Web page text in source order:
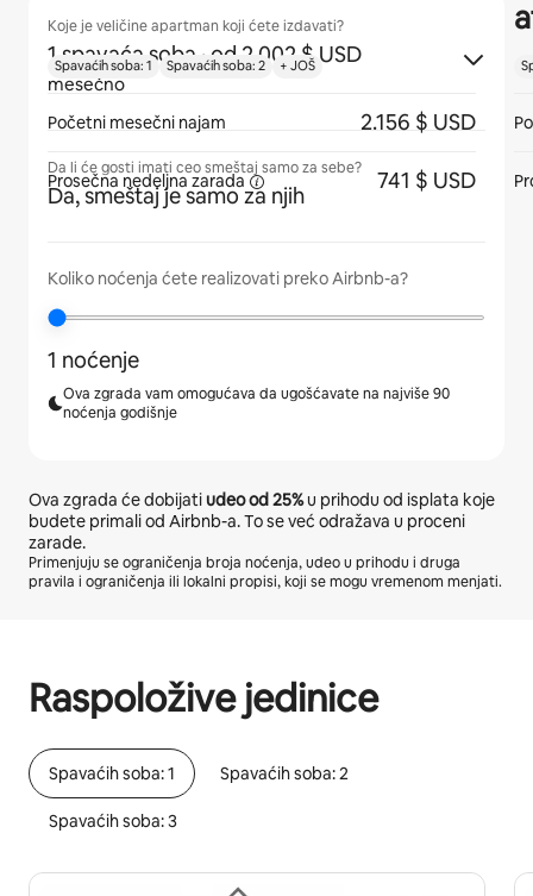
Koje je veličine apartman koji ćete izdavati?
1 spavaća soba · od 2.002 $ USD
mesečno
Da li će gosti imati ceo smeštaj samo za sebe?
Da, smeštaj je samo za njih
Koliko noćenja ćete realizovati preko Airbnb-a?
1 noćenje
Ova zgrada vam omogućava da ugošćavate na najviše 90
noćenja godišnje
Ova zgrada će dobijatiudeo od25%u prihodu od isplata koje
budete primali od Airbnb-a. To se već odražava u proceni
zarade.
Primenjuju se ograničenja broja noćenja, udeo u prihodu i druga
pravila i ograničenja ili lokalni propisi, koji se mogu vremenom menjati.
Raspoložive jedinice
Spavaćih soba: 1 Spavaćih soba: 2
Spavaćih soba: 3
Spavaćih soba: 1 Spavaćih soba: 2 + JOŠ
Početni mesečni najam 2.156 $ USD
Prosečna nedeljna zarada 741 $ USD